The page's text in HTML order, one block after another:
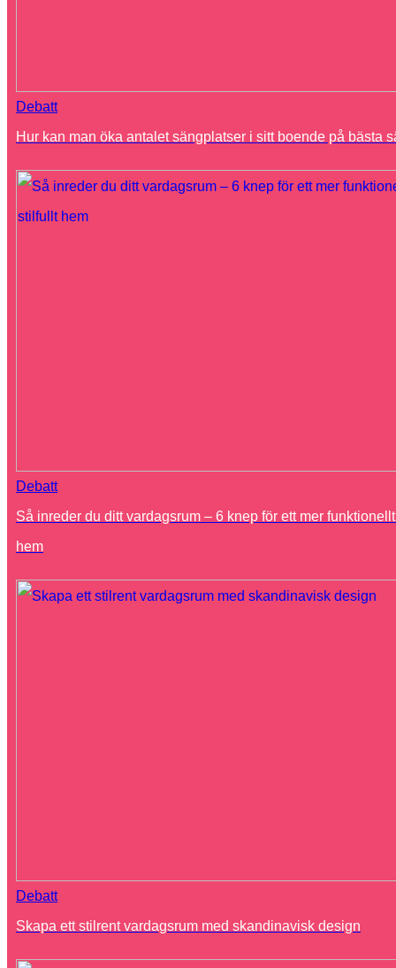
Debatt
Hur kan man öka antalet sängplatser i sitt boende på bästa
Debatt
Så inreder du ditt vardagsrum – 6 knep för ett mer
hem
Debatt
Skapa ett stilrent vardagsrum med skandinavisk design